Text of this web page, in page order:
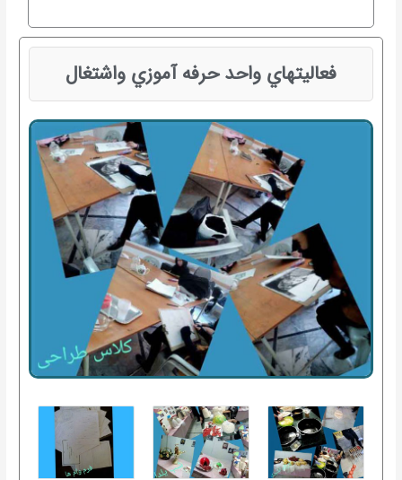
فعاليتهاي واحد حرفه آموزي واشتغال